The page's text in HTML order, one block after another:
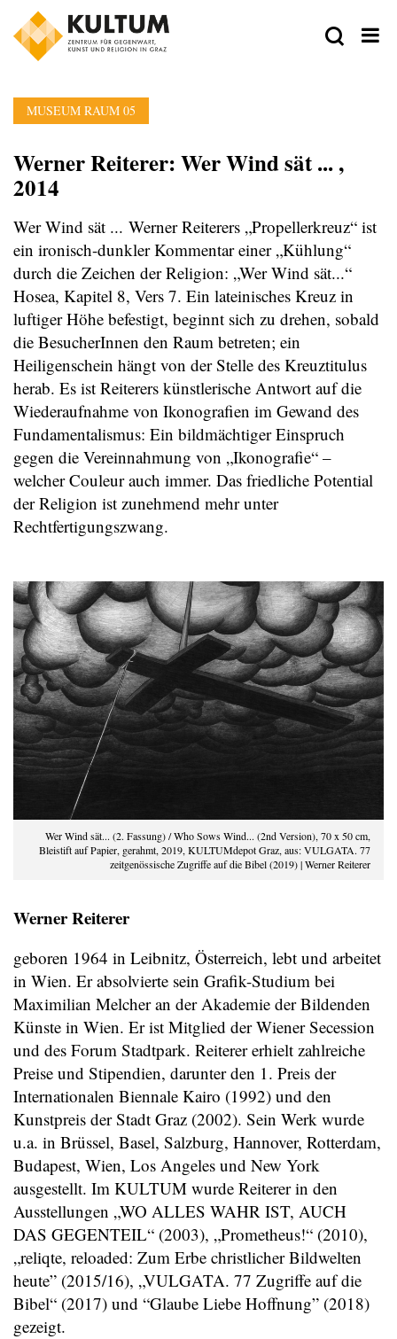
MUSEUM RAUM 05
Werner Reiterer: Wer Wind sät ... ,
2014
Wer Wind sät ... Werner Reiterers „Propellerkreuz“ ist
ein ironisch-dunkler Kommentar einer „Kühlung“
durch die Zeichen der Religion: „Wer Wind sät...“
Hosea, Kapitel 8, Vers 7. Ein lateinisches Kreuz in
luftiger Höhe befestigt, beginnt sich zu drehen, sobald
die BesucherInnen den Raum betreten; ein
Heiligenschein hängt von der Stelle des Kreuztitulus
herab. Es ist Reiterers künstlerische Antwort auf die
Wiederaufnahme von Ikonografien im Gewand des
Fundamentalismus: Ein bildmächtiger Einspruch
gegen die Vereinnahmung von „Ikonografie“ –
welcher Couleur auch immer. Das friedliche Potential
der Religion ist zunehmend mehr unter
Rechtfertigungszwang.
Wer Wind sät... (2. Fassung) / Who Sows Wind... (2nd Version), 70 x 50 cm,
Bleistift auf Papier, gerahmt, 2019, KULTUMdepot Graz, aus: VULGATA. 77
zeitgenössische Zugriffe auf die Bibel (2019) | Werner Reiterer
Werner Reiterer
geboren 1964 in Leibnitz, Österreich, lebt und arbeitet
in Wien. Er absolvierte sein Grafik-Studium bei
Maximilian Melcher an der Akademie der Bildenden
Künste in Wien. Er ist Mitglied der Wiener Secession
und des Forum Stadtpark. Reiterer erhielt zahlreiche
Preise und Stipendien, darunter den 1. Preis der
Internationalen Biennale Kairo (1992) und den
Kunstpreis der Stadt Graz (2002). Sein Werk wurde
u.a. in Brüssel, Basel, Salzburg, Hannover, Rotterdam,
Budapest, Wien, Los Angeles und New York
ausgestellt. Im KULTUM wurde Reiterer in den
Ausstellungen „WO ALLES WAHR IST, AUCH
DAS GEGENTEIL“ (2003), „Prometheus!“ (2010),
„reliqte, reloaded: Zum Erbe christlicher Bildwelten
heute” (2015/16), „VULGATA. 77 Zugriffe auf die
Bibel“ (2017) und “Glaube Liebe Hoffnung” (2018)
gezeigt.